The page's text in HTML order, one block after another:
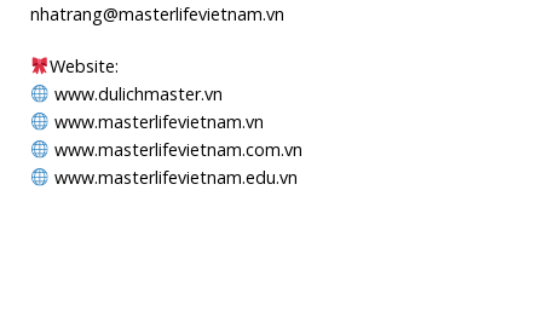
nhatrang@masterlifevietnam.vn
Website:
www.dulichmaster.vn
www.masterlifevietnam.vn
www.masterlifevietnam.com.vn
www.masterlifevietnam.edu.vn